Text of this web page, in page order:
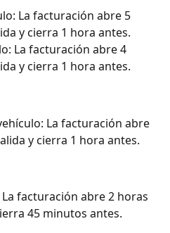
La facturación abre 5
y cierra 1 hora antes.
La facturación abre 4
y cierra 1 hora antes.
La facturación abre
y cierra 1 hora antes.
facturación abre 2 horas
45 minutos antes.